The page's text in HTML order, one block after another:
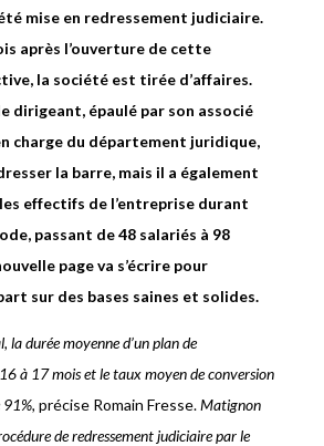
mise en redressement judiciaire.
après l’ouverture de cette
la société est tirée d’affaires.
dirigeant, épaulé par son associé
charge du département juridique,
la barre, mais il a également
effectifs de l’entreprise durant
passant de 48 salariés à 98
page va s’écrire pour
sur des bases saines et solides.
la durée moyenne d’un plan de
à 17 mois et le taux moyen de conversion
précise Romain Fresse.Matignon
de redressement judiciaire par le